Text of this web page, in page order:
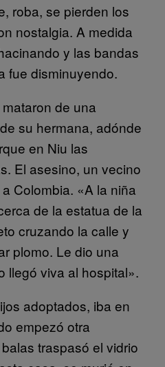
roba, se pierden los
nostalgia. A medida
y las bandas
fue disminuyendo.
de una
su hermana, adónde
en Niu las
El asesino, un vecino
Colombia. «A la niña
de la estatua de la
cruzando la calle y
plomo. Le dio una
llegó viva al hospital».
adoptados, iba en
empezó otra
traspasó el vidrio